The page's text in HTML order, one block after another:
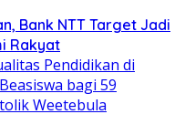
Bank NTT Target Jadi
Rakyat